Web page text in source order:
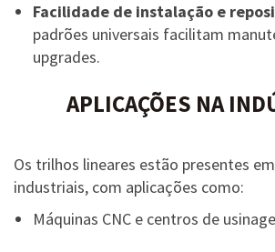
Facilidade de instalação e
padrões universais facilitam
upgrades.
APLICAÇÕES NA
Os trilhos lineares estão presentes
industriais, com aplicações como:
Máquinas CNC e centros de